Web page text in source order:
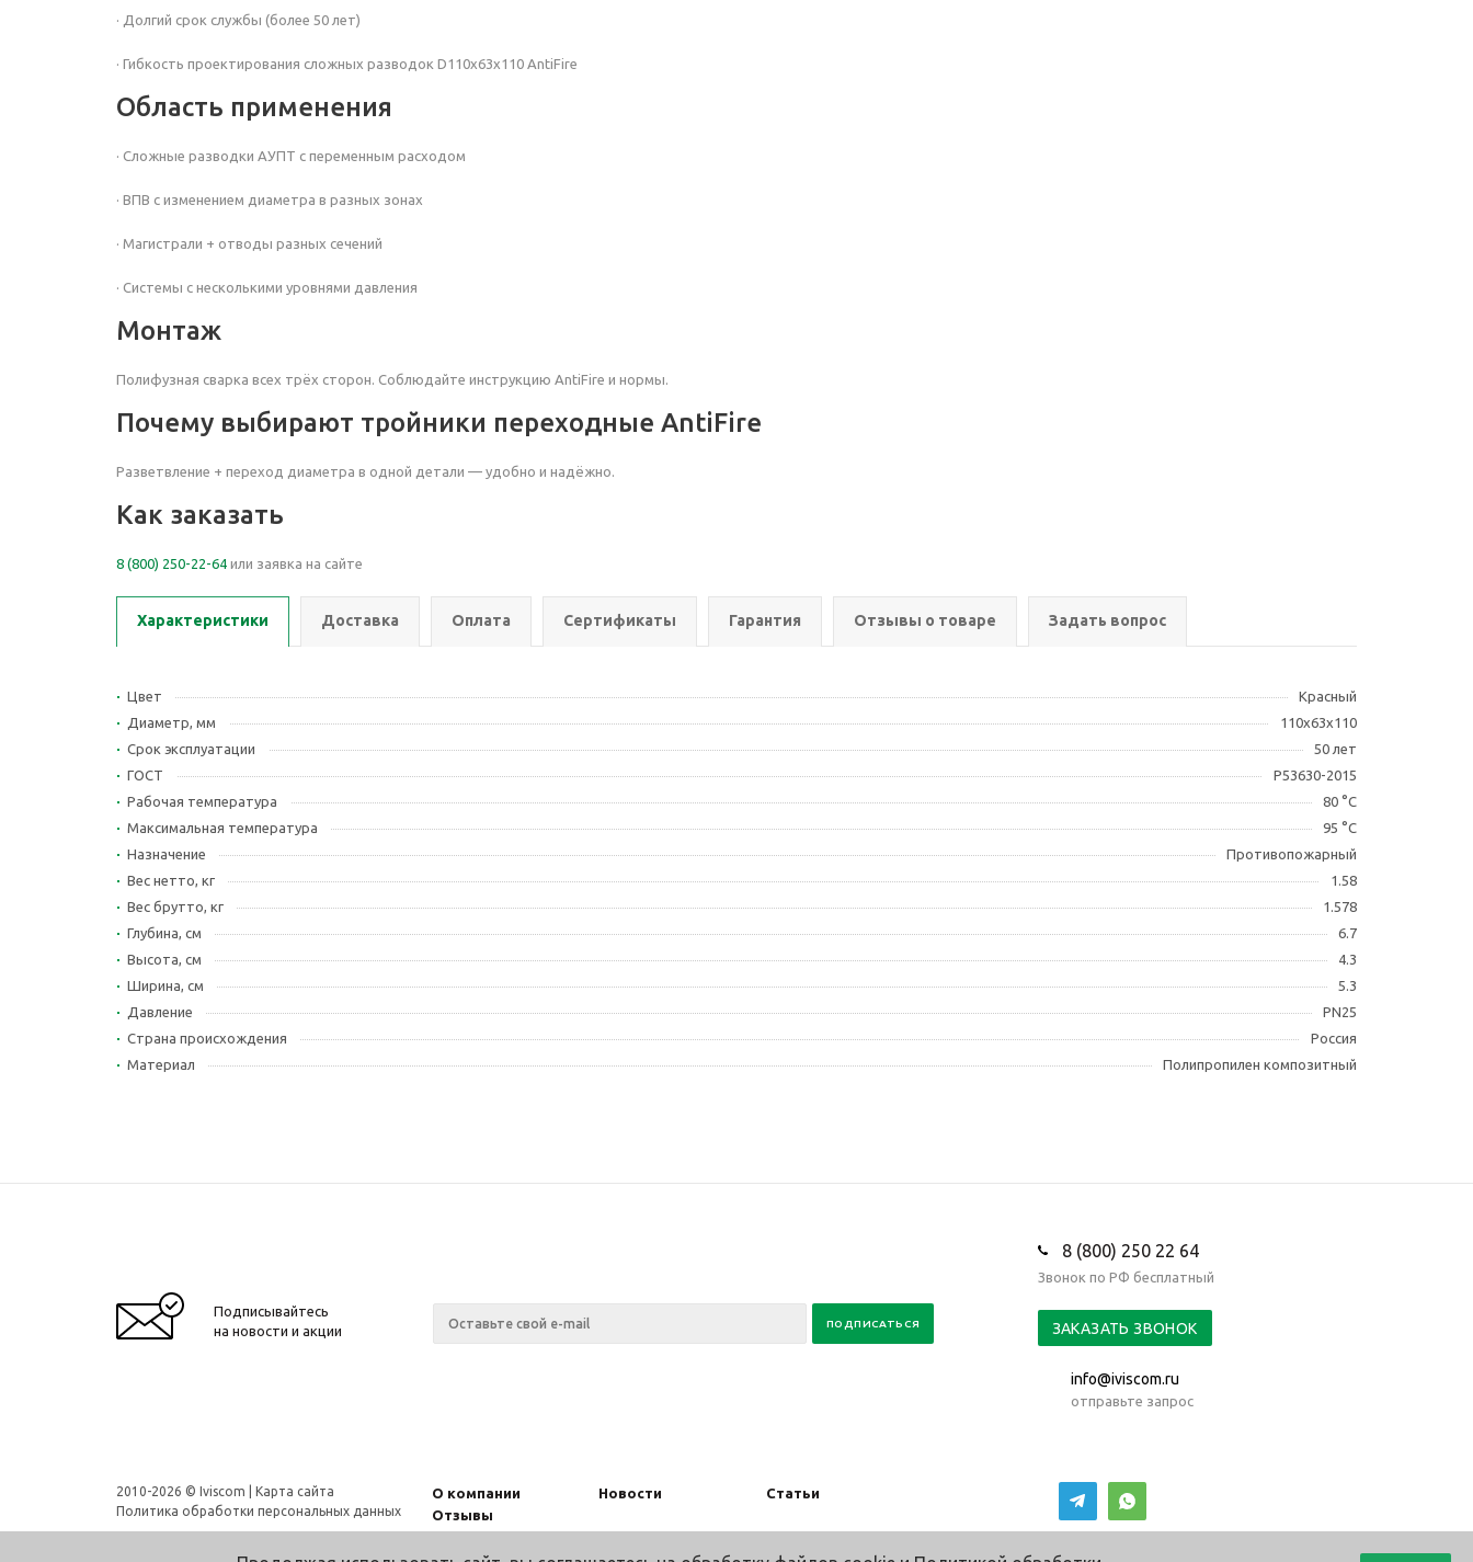
· Долгий срок службы (более 50 лет)
· Гибкость проектирования сложных разводок D110х63х110 AntiFire
Область применения
· Сложные разводки АУПТ с переменным расходом
· ВПВ с изменением диаметра в разных зонах
· Магистрали + отводы разных сечений
· Системы с несколькими уровнями давления
Монтаж
Полифузная сварка всех трёх сторон. Соблюдайте инструкцию AntiFire и нормы.
Почему выбирают тройники переходные AntiFire
Разветвление + переход диаметра в одной детали — удобно и надёжно.
Как заказать
8 (800) 250-22-64 или заявка на сайте
Характеристики Доставка Оплата Сертификаты Гарантия Отзывы о товаре Задать вопрос
Цвет
Красный
Диаметр, мм
110х63х110
Срок эксплуатации
50 лет
ГОСТ
Р53630-2015
Рабочая температура
80 °С
Максимальная температура
95 °С
Назначение
Противопожарный
Вес нетто, кг
1.58
Вес брутто, кг
1.578
Глубина, см
6.7
Высота, см
4.3
Ширина, см
5.3
Давление
PN25
Страна происхождения
Россия
Материал
Полипропилен композитный
Подписывайтесь
на новости и акции
8 (800) 250 22 64
Звонок по РФ бесплатный
ЗАКАЗАТЬ ЗВОНОК
info@iviscom.ru
отправьте запрос
2010-2026 © Iviscom | Карта сайта
Политика обработки персональных данных
О компании Новости
Статьи
Отзывы